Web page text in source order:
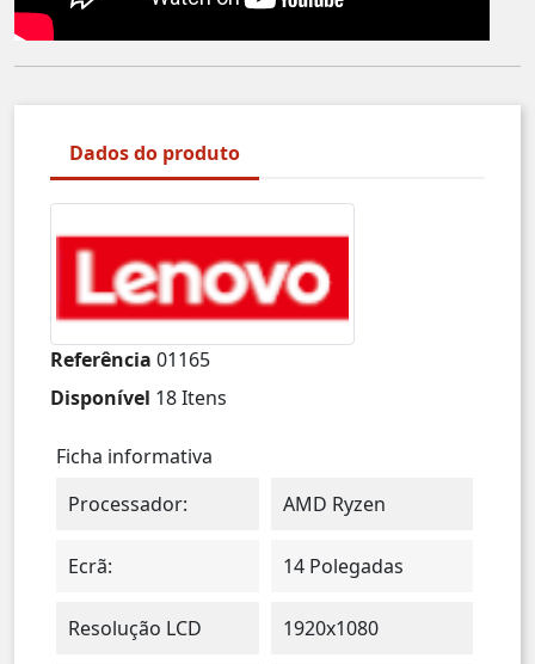
Dados do produto
Referência 01165
Disponível 18 Itens
Ficha informativa
Processador:
AMD Ryzen
Ecrã: 14 Polegadas
Resolução LCD 1920x1080